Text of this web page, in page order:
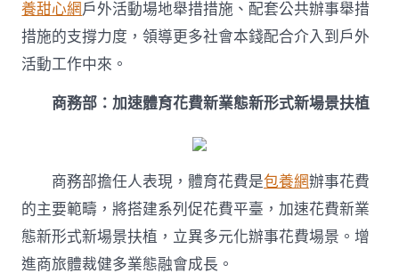
養甜心網戶外活動場地舉措措施、配套公共辦事舉措
措施的支撐力度，領導更多社會本錢配合介入到戶外
活動工作中來。
商務部：加速體育花費新業態新形式新場景扶植
商務部擔任人表現，體育花費是包養網辦事花費
的主要範疇，將搭建系列促花費平臺，加速花費新業
態新形式新場景扶植，立異多元化辦事花費場景。增
進商旅體裁健多業態融會成長。